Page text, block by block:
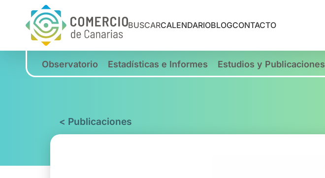
BUSCARCALENDARIOBLOGCONTACTO
Observatorio Estadísticas e Informes Estudios y Publicaciones
< Publicaciones